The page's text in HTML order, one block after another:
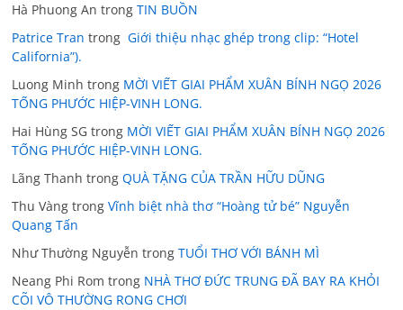
Hà Phuong An trongTIN BUỒN
Patrice Tran trong Giới thiệu nhạc ghép trong clip: “Hotel
California”).
Luong Minh trong MỜI VIẾT GIAI PHẨM XUÂN BÍNH NGỌ 2026
TỐNG PHƯỚC HIỆP-VINH LONG.
Hai Hùng SG trong MỜI VIẾT GIAI PHẨM XUÂN BÍNH NGỌ 2026
TỐNG PHƯỚC HIỆP-VINH LONG.
Lãng Thanh trongQUÀ TẶNG CỦA TRẦN HỮU DŨNG
Thu Vàng trongVĩnh biệt nhà thơ “Hoàng tử bé” Nguyễn
Quang Tấn
Như Thường Nguyễn trongTUỔI THƠ VỚI BÁNH MÌ
Neang Phi Rom trong NHÀ THƠ ĐỨC TRUNG ĐÃ BAY RA KHỎI
CÕI VÔ THƯỜNG RONG CHƠI